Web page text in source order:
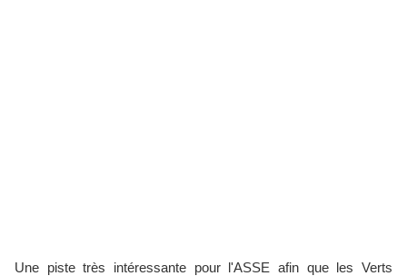
Une piste très intéressante pour l'ASSE afin que les Verts